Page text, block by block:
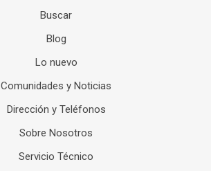
Buscar
Blog
Lo nuevo
Comunidades y Noticias
Dirección y Teléfonos
Sobre Nosotros
Servicio Técnico